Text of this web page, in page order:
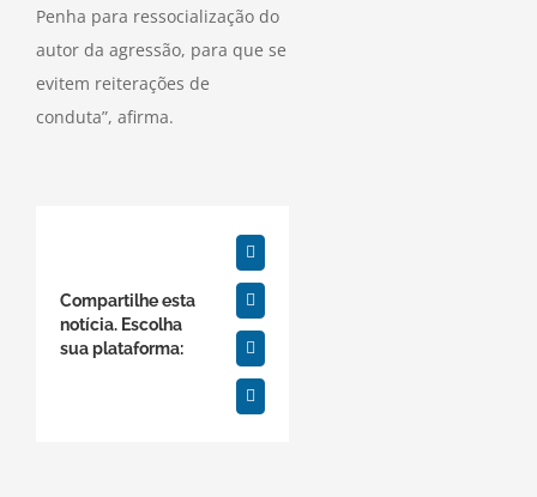
Penha para ressocialização do
autor da agressão, para que se
evitem reiterações de
conduta”, afirma.
Compartilhe esta
notícia. Escolha
sua plataforma:
Facebook
Twitter
WhatsApp
E-
mail